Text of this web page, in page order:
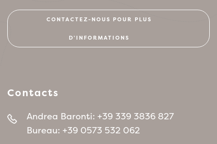
CONTACTEZ-NOUS POUR PLUS
D’INFORMATIONS
Contacts
Andrea Baronti: +39 339 3836 827
Bureau: +39 0573 532 062